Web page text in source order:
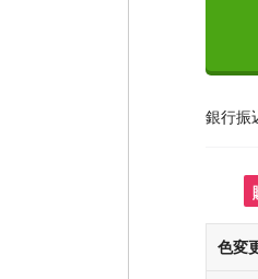
銀行振
色変